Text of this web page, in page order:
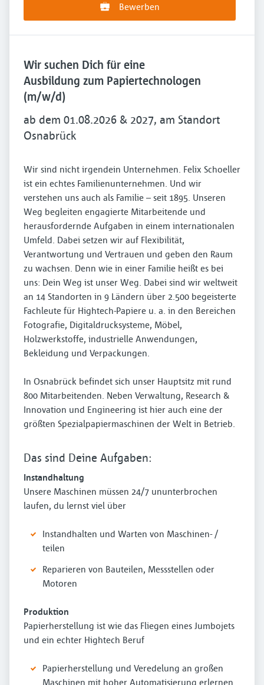
Bewerben
Wir suchen Dich für eine
Ausbildung zum Papiertechnologen
(m/w/d)
ab dem 01.08.2026 & 2027, am Standort
Osnabrück
Wir sind nicht irgendein Unternehmen. Felix Schoeller
ist ein echtes Familienunternehmen. Und wir
verstehen uns auch als Familie – seit 1895. Unseren
Weg begleiten engagierte Mitarbeitende und
herausfordernde Aufgaben in einem internationalen
Umfeld. Dabei setzen wir auf Flexibilität,
Verantwortung und Vertrauen und geben den Raum
zu wachsen. Denn wie in einer Familie heißt es bei
uns: Dein Weg ist unser Weg. Dabei sind wir weltweit
an 14 Standorten in 9 Ländern über 2.500 begeisterte
Fachleute für Hightech-Papiere u. a. in den Bereichen
Fotografie, Digitaldrucksysteme, Möbel,
Holzwerkstoffe, industrielle Anwendungen,
Bekleidung und Verpackungen.
In Osnabrück befindet sich unser Hauptsitz mit rund
800 Mitarbeitenden. Neben Verwaltung, Research &
Innovation und Engineering ist hier auch eine der
größten Spezialpapiermaschinen der Welt in Betrieb.
Das sind Deine Aufgaben:
Instandhaltung
Unsere Maschinen müssen 24/7 ununterbrochen
laufen, du lernst viel über
Instandhalten und Warten von Maschinen- /
teilen
Reparieren von Bauteilen, Messstellen oder
Motoren
Produktion
Papierherstellung ist wie das Fliegen eines Jumbojets
und ein echter Hightech Beruf
Papierherstellung und Veredelung an großen
Maschinen mit hoher Automatisierung erlernen